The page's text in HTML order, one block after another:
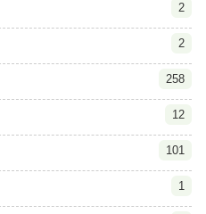
2
2
258
12
101
1